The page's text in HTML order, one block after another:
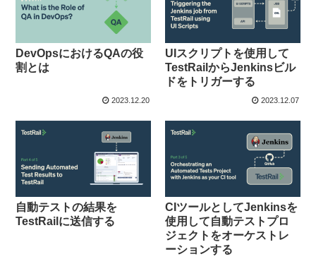
DevOpsにおけるQAの役
割とは
2023.12.20
UIスクリプトを使用して
TestRailからJenkinsビル
ドをトリガーする
2023.12.07
自動テストの結果を
TestRailに送信する
CIツールとしてJenkinsを
使用して自動テストプロ
ジェクトをオーケストレ
ーションする